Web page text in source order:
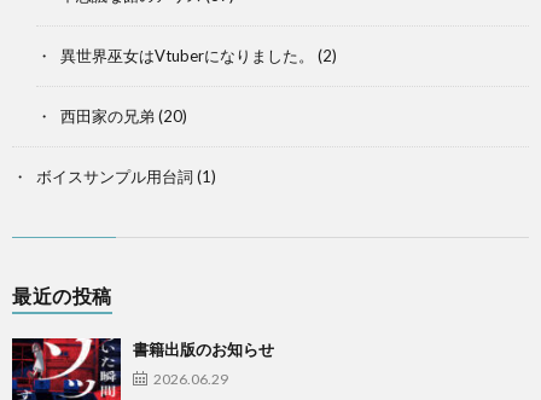
異世界巫女はVtuberになりました。 (2)
西田家の兄弟(20)
ボイスサンプル用台詞 (1)
最近の投稿
書籍出版のお知らせ
2026.06.29